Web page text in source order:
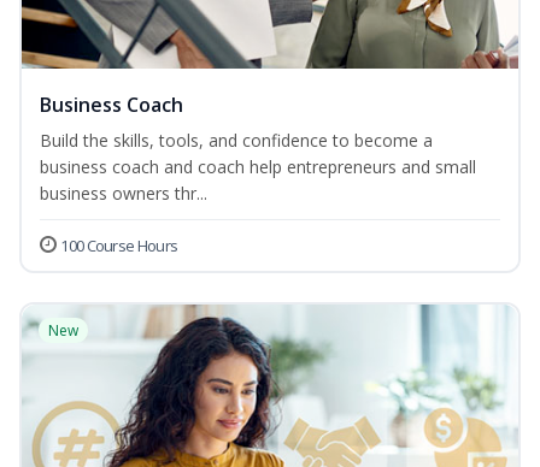
Business Coach
Build the skills, tools, and confidence to become a
business coach and coach help entrepreneurs and small
business owners thr...
100 Course Hours
New